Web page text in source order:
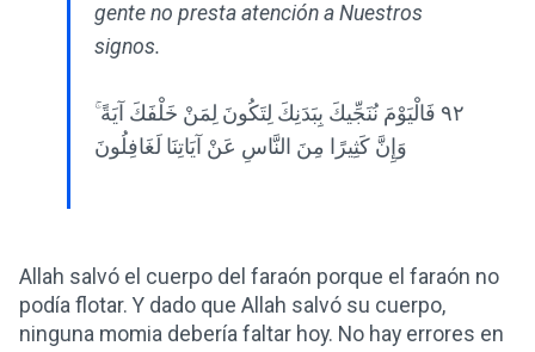
gente no presta atención a Nuestros
signos.
٩٢ فَالْيَوْمَ نُنَجِّيكَ بِبَدَنِكَ لِتَكُونَ لِمَنْ خَلْفَكَ آيَةً ۚ
وَإِنَّ كَثِيرًا مِنَ النَّاسِ عَنْ آيَاتِنَا لَغَافِلُونَ
Allah salvó el cuerpo del faraón porque el faraón no
podía flotar. Y dado que Allah salvó su cuerpo,
ninguna momia debería faltar hoy. No hay errores en